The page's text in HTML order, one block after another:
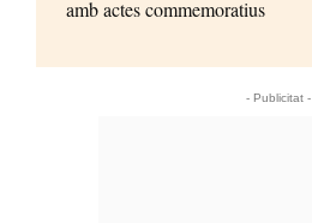
amb actes commemoratius
- Publicitat -